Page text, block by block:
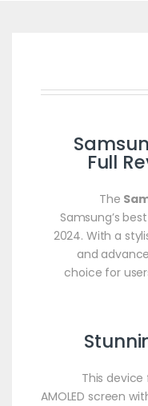
Full
The
Samsung’s
2024. With a
and
choice for
This device
AMOLED screen